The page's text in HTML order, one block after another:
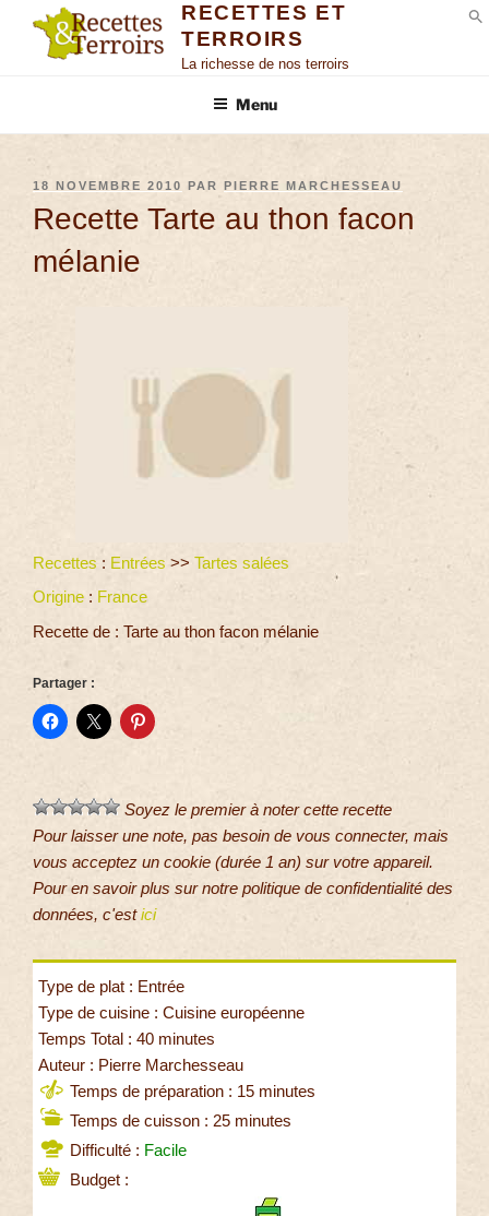
RECETTES ET
TERROIRS
La richesse de nos terroirs
Menu
18 NOVEMBRE 2010 PAR PIERRE MARCHESSEAU
Recette Tarte au thon facon
mélanie
Recettes : Entrées >> Tartes salées
Origine : France
Recette de : Tarte au thon facon mélanie
Partager :
Soyez le premier à noter cette recette
Pour laisser une note, pas besoin de vous connecter, mais
vous acceptez un cookie (durée 1 an) sur votre appareil.
Pour en savoir plus sur notre politique de confidentialité des
données, c'estici
Type de plat : Entrée
Type de cuisine : Cuisine européenne
Temps Total : 40 minutes
Auteur : Pierre Marchesseau
Temps de préparation : 15 minutes
Temps de cuisson : 25 minutes
Difficulté : Facile
Budget :